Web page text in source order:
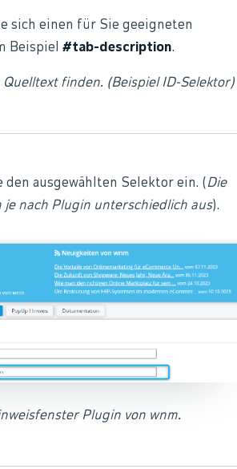
sich einen für Sie geeigneten
Beispiel #tab-description.
Quelltext finden. (Beispiel ID-Selektor)
den ausgewählten Selektor ein. (Die
je nach Plugin unterschiedlich aus).
Plugin von wnm.